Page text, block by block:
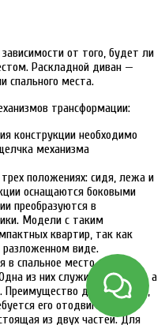
от того, будет ли
Раскладной диван —
спального места.
трансформации:
конструкции необходимо
механизма
положениях: сидя, лежа и
оснащаются боковыми
преобразуются в
Модели с таким
квартир, так как
виде.
в спальное место
из них служит сиденьем, а
Преимущество дивана в том,
его отодвигать.
из двух частей. Для